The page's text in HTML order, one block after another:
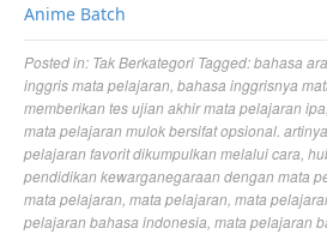
Anime Batch
Posted in: Tak Berkategori Tagged:bahasa
inggris mata pelajaran bahasa inggrisnya
memberikan tes ujian akhir mata pelajaran ipa
mata pelajaran mulok bersifat opsional. artinya
pelajaran favorit dikumpulkan melalui cara
pendidikan kewarganegaraan dengan mata
mata pelajaran mata pelajaran mata
pelajaran bahasa indonesia mata pelajaran